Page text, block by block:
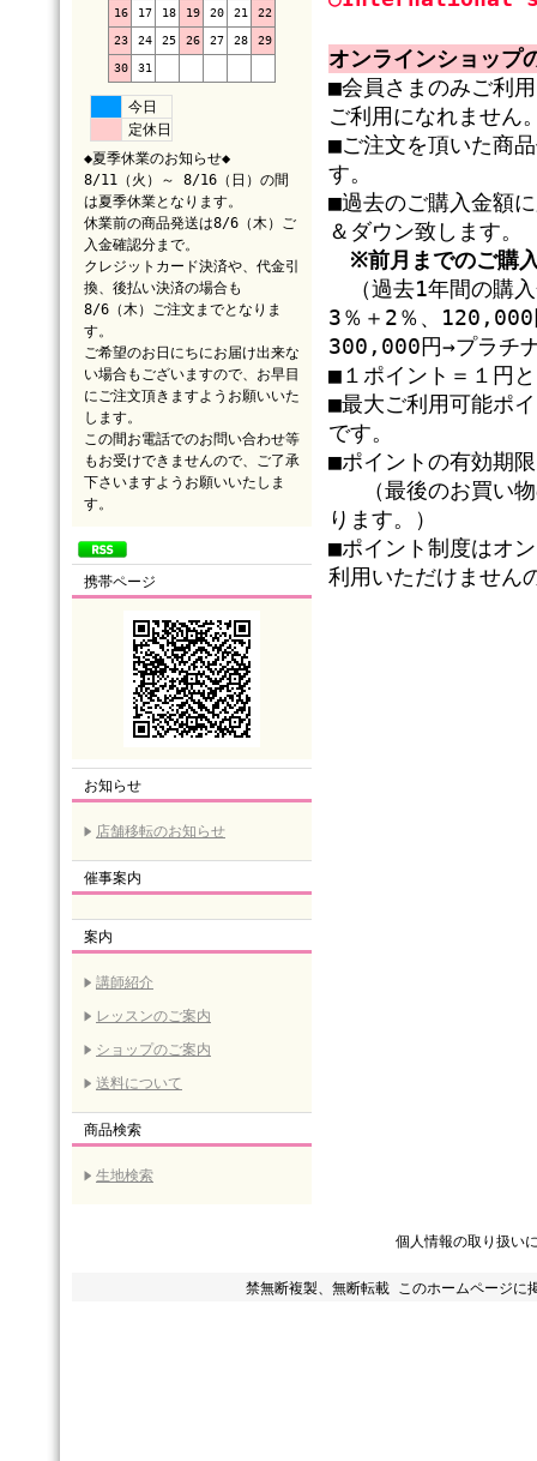
16 17 18 19 20 21 22
23 24 25 26 27 28 29
30 31
今日
定休日
◆夏季休業のお知らせ◆
8/11（火）～ 8/16（日）の間
は夏季休業となります。
休業前の商品発送は8/6（木）ご
入金確認分まで。
クレジットカード決済や、代金引
換、後払い決済の場合も
8/6（木）ご注文までとなりま
す。
ご希望のお日にちにお届け出来な
い場合もございますので、お早目
にご注文頂きますようお願いいた
します。
この間お電話でのお問い合わせ等
もお受けできませんので、ご了承
下さいますようお願いいたしま
す。
携帯ページ
お知らせ
店舗移転のお知らせ
催事案内
案内
講師紹介
レッスンのご案内
ショップのご案内
送料について
商品検索
生地検索
オンラインショップ
■会員さまのみご利
ご利用になれません
■ご注文を頂いた商
す。
■過去のご購入金額
＆ダウン致します。
※前月までのご購
（過去1年間の購
3％＋2％、120,000
300,000円→プラチ
■１ポイント＝１円
■最大ご利用可能ポ
です。
■ポイントの有効期
（最後のお買い物
ります。）
■ポイント制度はオ
利用いただけません
個人情報の取り扱い
禁無断複製、無断転載 このホームページに